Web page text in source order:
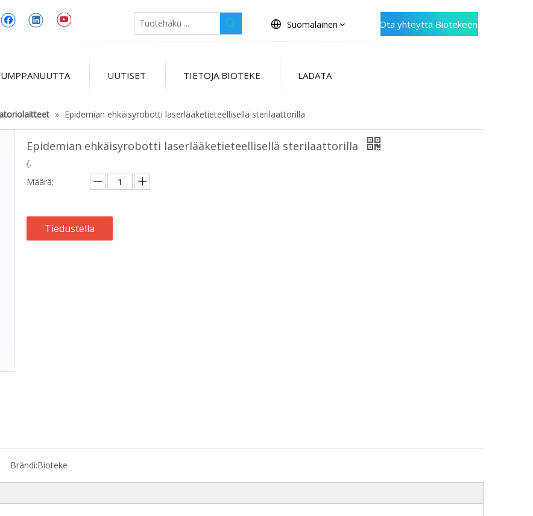
Suomalainen Ota yhteyttä Biotekeen
UUTISET TIETOJA BIOTEKE LADATA
» Epidemian ehkäisyrobotti laserlääketieteellisellä sterilaattorilla
Epidemian ehkäisyrobotti laserlääketieteellisellä sterilaattorilla
{.
Määrä:
Tiedustella
Brändi:Bioteke